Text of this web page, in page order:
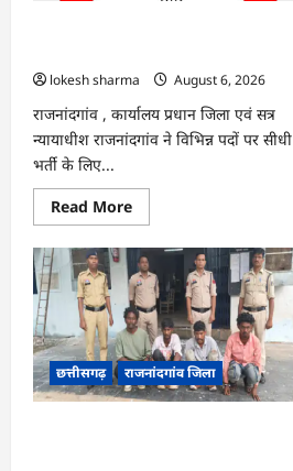
lokesh sharma
August 6, 2026
राजनांदगांव , कार्यालय प्रधान जिला एवं सत्र
न्यायाधीश राजनांदगांव ने विभिन्न पदों पर सीधी
भर्ती के लिए...
Read MoreRead
more
राजनांदगांव
सीधी
भर्ती
के
लिए
जारी
विज्ञापन
में
संशोधन…
छत्तीसगढ़ राजनांदगांव जिला